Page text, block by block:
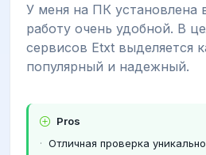
У меня на ПК установлена
работу очень удобной. В
сервисов Etxt выделяется
популярный и надежный.
Pros
Отличная проверка